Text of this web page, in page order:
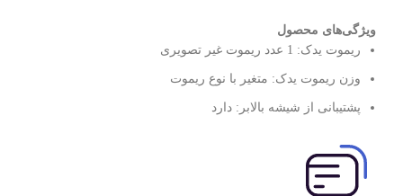
ویژگی‌های محصول
ریموت یدک: 1 عدد ریموت غیر تصویری
وزن ریموت یدک: متغیر با نوع ریموت
پشتیبانی از شیشه بالابر: دارد